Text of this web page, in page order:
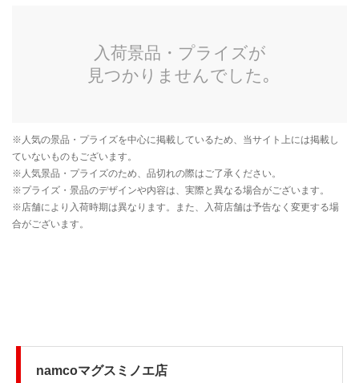
namcoマグスミノエ店